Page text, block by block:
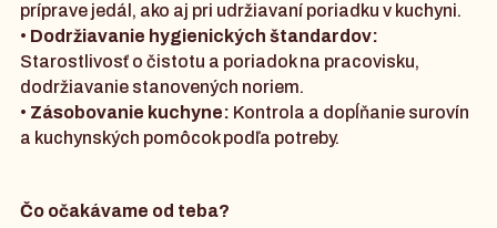
príprave jedál, ako aj pri udržiavaní poriadku v kuchyni.
• Dodržiavanie hygienických štandardov:
Starostlivosť o čistotu a poriadok na pracovisku,
dodržiavanie stanovených noriem.
• Zásobovanie kuchyne: Kontrola a dopĺňanie surovín
a kuchynských pomôcok podľa potreby.
Čo očakávame od teba?